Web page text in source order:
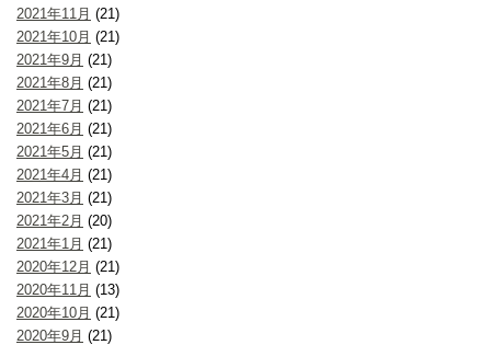
2021年11月 (21)
2021年10月 (21)
2021年9月 (21)
2021年8月 (21)
2021年7月 (21)
2021年6月 (21)
2021年5月 (21)
2021年4月 (21)
2021年3月 (21)
2021年2月 (20)
2021年1月 (21)
2020年12月 (21)
2020年11月 (13)
2020年10月 (21)
2020年9月 (21)